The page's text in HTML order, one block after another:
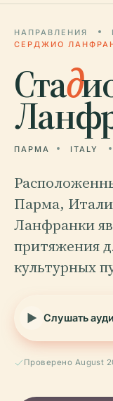
НАПРАВЛЕНИЯ
СЕРДЖИО
Стад
ПАРМА ITALY
Парма,
Ланфранки
притяжения
культурных
Слушать
Проверено August